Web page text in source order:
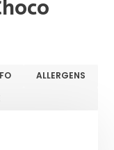
ALLERGENS